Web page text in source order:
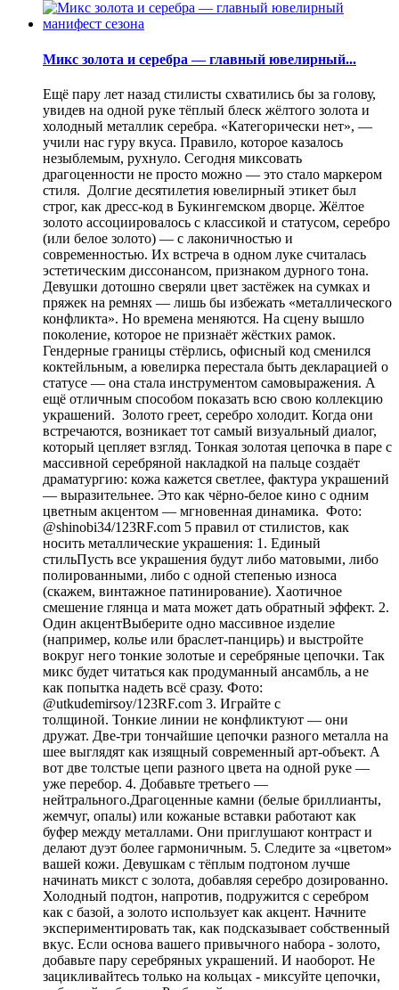
Микс золота и серебра — главный ювелирный...
Ещё пару лет назад стилисты схватились бы за голову,
увидев на одной руке тёплый блеск жёлтого золота и
холодный металлик серебра. «Категорически нет», —
учили нас гуру вкуса. Правило, которое казалось
незыблемым, рухнуло. Сегодня миксовать
драгоценности не просто можно — это стало маркером
стиля. Долгие десятилетия ювелирный этикет был
строг, как дресс-код в Букингемском дворце. Жёлтое
золото ассоциировалось с классикой и статусом, серебро
(или белое золото) — с лаконичностью и
современностью. Их встреча в одном луке считалась
эстетическим диссонансом, признаком дурного тона.
Девушки дотошно сверяли цвет застёжек на сумках и
пряжек на ремнях — лишь бы избежать «металлического
конфликта». Но времена меняются. На сцену вышло
поколение, которое не признаёт жёстких рамок.
Гендерные границы стёрлись, офисный код сменился
коктейльным, а ювелирка перестала быть декларацией о
статусе — она стала инструментом самовыражения. А
ещё отличным способом показать всю свою коллекцию
украшений. Золото греет, серебро холодит. Когда они
встречаются, возникает тот самый визуальный диалог,
который цепляет взгляд. Тонкая золотая цепочка в паре с
массивной серебряной накладкой на пальце создаёт
драматургию: кожа кажется светлее, фактура украшений
— выразительнее. Это как чёрно-белое кино с одним
цветным акцентом — мгновенная динамика. Фото:
@shinobi34/123RF.com 5 правил от стилистов, как
носить металлические украшения: 1. Единый
стильПусть все украшения будут либо матовыми, либо
полированными, либо с одной степенью износа
(скажем, винтажное патинирование). Хаотичное
смешение глянца и мата может дать обратный эффект. 2.
Один акцентВыберите одно массивное изделие
(например, колье или браслет-панцирь) и выстройте
вокруг него тонкие золотые и серебряные цепочки. Так
микс будет читаться как продуманный ансамбль, а не
как попытка надеть всё сразу. Фото:
@utkudemirsoy/123RF.com 3. Играйте с
толщиной. Тонкие линии не конфликтуют — они
дружат. Две-три тончайшие цепочки разного металла на
шее выглядят как изящный современный арт-объект. А
вот две толстые цепи разного цвета на одной руке —
уже перебор. 4. Добавьте третьего —
нейтрального.Драгоценные камни (белые бриллианты,
жемчуг, опалы) или кожаные вставки работают как
буфер между металлами. Они приглушают контраст и
делают дуэт более гармоничным. 5. Следите за «цветом»
вашей кожи. Девушкам с тёплым подтоном лучше
начинать микст с золота, добавляя серебро дозированно.
Холодный подтон, напротив, подружится с серебром
как с базой, а золото использует как акцент. Начните
экспериментировать так, как подсказывает собственный
вкус. Если основа вашего привычного набора - золото,
добавьте пару серебряных украшений. И наоборот. Не
зацикливайтесь только на кольцах - миксуйте цепочки,